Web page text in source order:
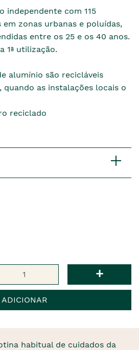
independente com 115
zonas urbanas e poluídas,
entre os 25 e os 40 anos.
1ª utilização.
alumínio são recicláveis
quando as instalações locais o
reciclado
+
ADICIONAR
habitual de cuidados da